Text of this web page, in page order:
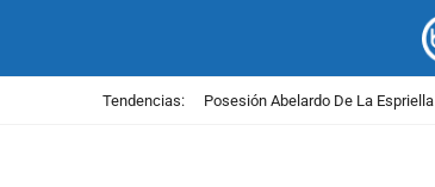
Tendencias: Posesión Abelardo De La Espriella